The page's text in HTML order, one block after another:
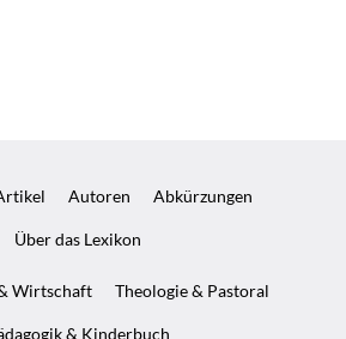
Autoren Abkürzungen
Über das Lexikon
Wirtschaft Theologie & Pastoral
& Kinderbuch